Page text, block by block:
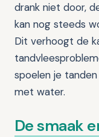
drank niet door,
kan nog steeds
Dit verhoogt de
spoelen je
met water.
De smaak